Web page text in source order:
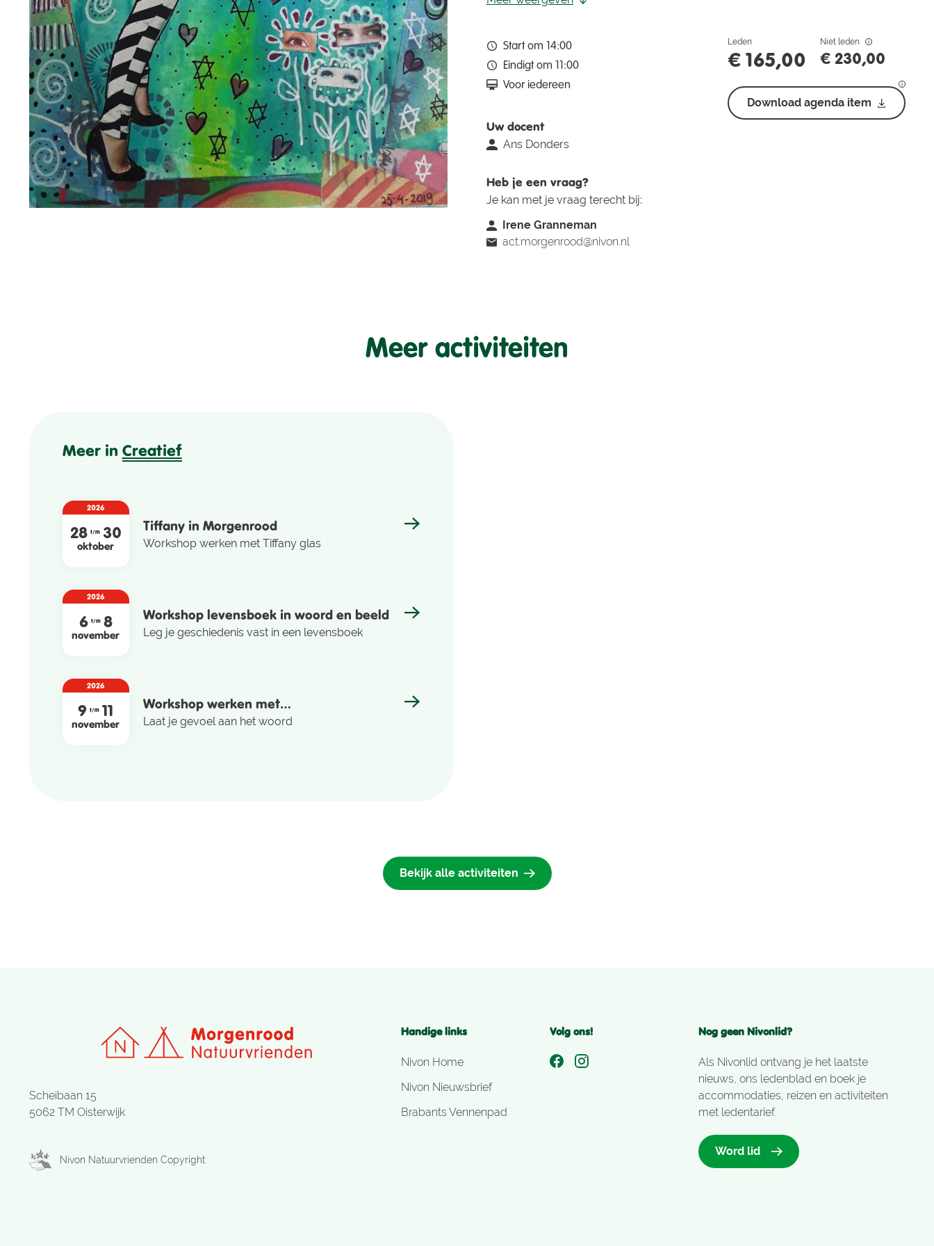
Start om 14:00
Eindigt om 11:00
Voor iedereen
Uw docent
Ans Donders
Heb je een vraag?
Je kan met je vraag terecht bij:
Irene Granneman
act.morgenrood@nivon.nl
Leden
€ 165,00
Niet leden
€ 230,00
Download agenda item
Meer activiteiten
Meer in Creatief
2026
28 t/m 30
oktober
Tiffany in Morgenrood
Workshop werken met Tiffany glas
2026
6 t/m 8
november
Workshop levensboek in woord en beeld
Leg je geschiedenis vast in een levensboek
2026
9 t/m 11
november
Workshop werken met
kristallen/edelstenen, Soul-collage
Laat je gevoel aan het woord
Bekijk alle activiteiten
Scheibaan 15
5062 TM Oisterwijk
Nivon Natuurvrienden Copyright
Handige links
Nivon Home
Nivon Nieuwsbrief
Brabants Vennenpad
Volg ons! Nog geen Nivonlid?
Als Nivonlid ontvang je het laatste
nieuws, ons ledenblad en boek je
accommodaties, reizen en activiteiten
met ledentarief.
Word lid